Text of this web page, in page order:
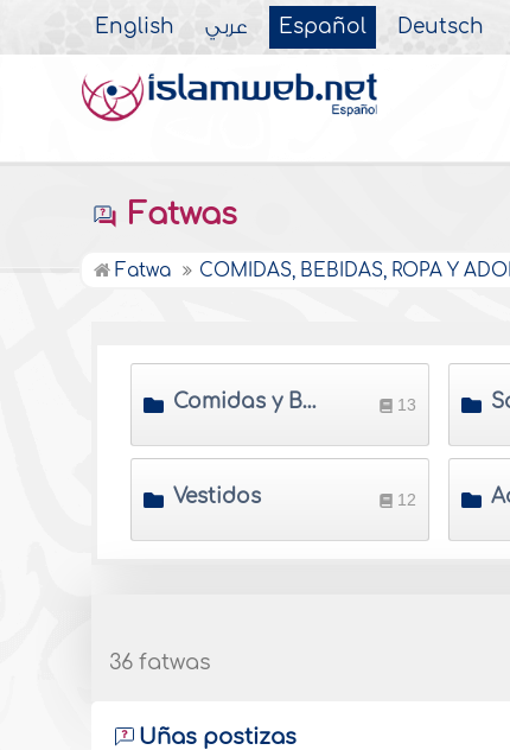
English عربي Español Deutsch
Fatwas
Fatwa COMIDAS, BEBIDAS, ROPA Y
Comidas y Bebidas 13
Vestidos 12
36 fatwas
Uñas postizas